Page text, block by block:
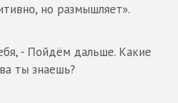
но размышляет».
- Пойдём дальше. Какие
ты знаешь?